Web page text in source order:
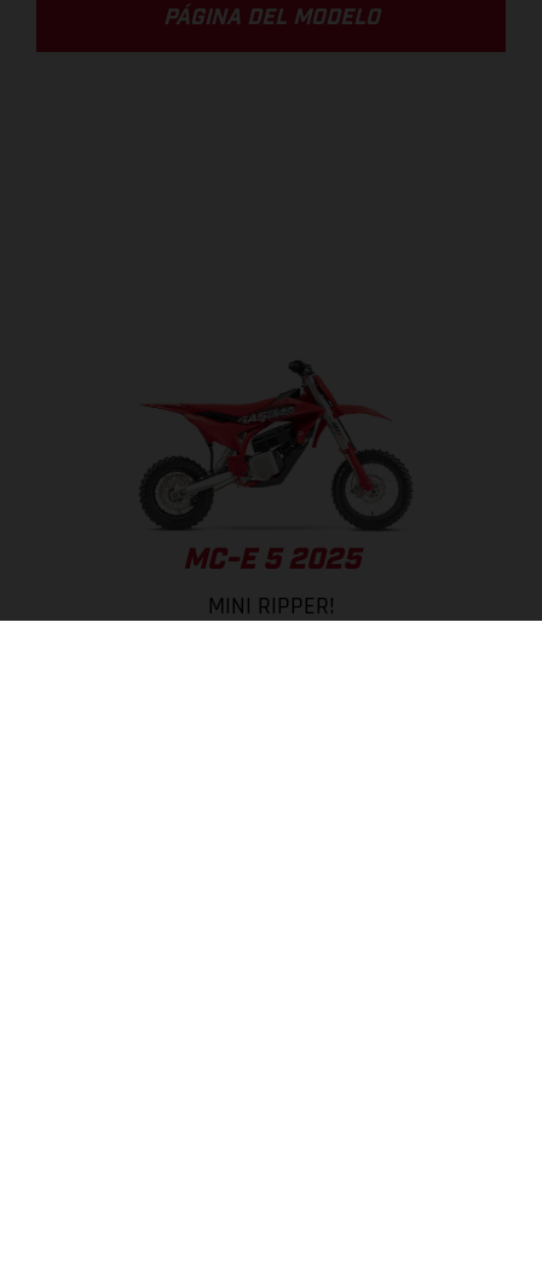
PÁGINA DEL MODELO
MC-E 5 2025
MINI RIPPER!